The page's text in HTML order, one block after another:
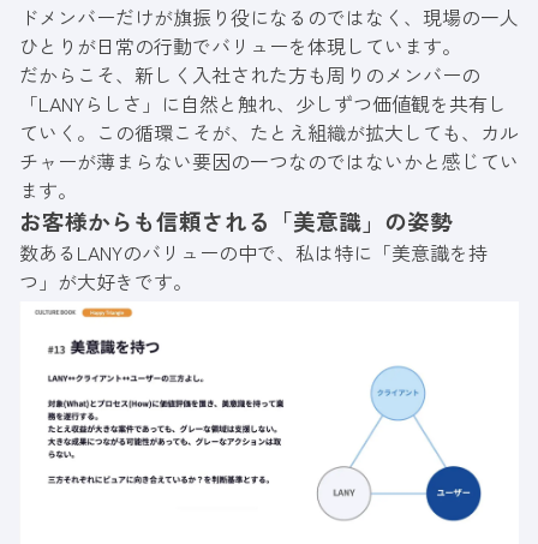
ドメンバーだけが旗振り役になるのではなく、現場の一人
ひとりが日常の行動でバリューを体現しています。
だからこそ、新しく入社された方も周りのメンバーの
「LANYらしさ」に自然と触れ、少しずつ価値観を共有し
ていく。この循環こそが、たとえ組織が拡大しても、カル
チャーが薄まらない要因の一つなのではないかと感じてい
ます。
お客様からも信頼される「美意識」の姿勢
数あるLANYのバリューの中で、私は特に「美意識を持
つ」が大好きです。